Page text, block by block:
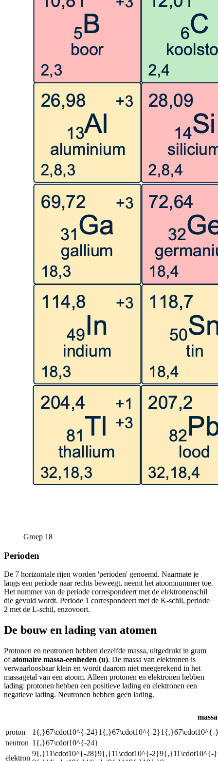
Groep 18
Perioden
De 7 horizontale rijen worden 'perioden' genoemd. Naarmate je
langs een periode naar rechts beweegt, neemt het atoomnummer toe.
Het nummer van de periode correspondeert met de elektronenschil
die gevuld wordt. Periode 1 correspondeert met de K-schil, periode
2 met de L-schil, enzovoort.
De bouw en lading van atomen
Protonen en neutronen hebben dezelfde massa, uitgedrukt in gram
ofatomaire massa-eenheden (u). De massa van elektronen is
verwaarloosbaar klein en wordt daarom niet meegerekend in het
massagetal van een atoom. Alleen protonen en elektronen hebben
lading: protonen hebben een positieve lading en elektronen een
negatieve lading. Neutronen hebben geen lading.
proton
1{,}67\cdot10^{-24}1{,}67\cdot10^{-
neutron 1{,}67\cdot10^{-24}
elektron
9{,}11\cdot10^{-28}9{,}11\cdot10^{-2}9{,}11\cdot10^{-